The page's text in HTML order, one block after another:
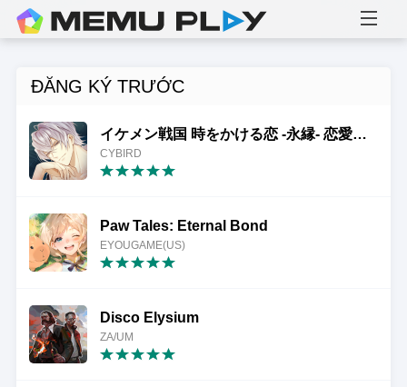
ĐĂNG KÝ TRƯỚC
イケメン戦国 時をかける恋 -永縁- 恋愛ゲーム・乙女ゲーム
CYBIRD
Paw Tales: Eternal Bond
EYOUGAME(US)
Disco Elysium
ZA/UM